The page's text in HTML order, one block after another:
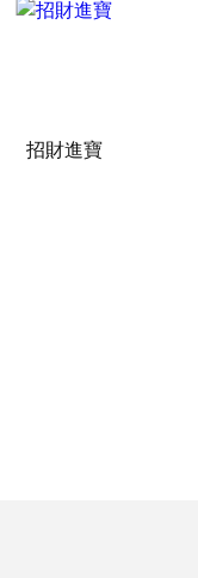
招財進寶